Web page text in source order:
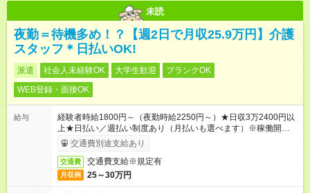
未読
夜勤＝待機多め！？【週2日で月収25.9万円】介護
スタッフ＊日払いOK!
派遣 社会人未経験OK 大学生歓迎
ブランクOK
WEB登録・面接OK
給与
経験者時給1800円～（夜勤時給2250円～）★日収3万2400円以
上★日払い／週払い制度あり（月払いも選べます）※稼働開始時
は手続き完了次第のお支払いとなります。
交通費別途支給あり
交通費 交通費支給※規定有
月収例 25～30万円